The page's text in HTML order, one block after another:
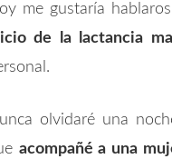
me gustaría
de la lactancia
olvidaré una
acompañé a una